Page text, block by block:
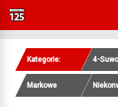
Kategorie: 4-
Markowe